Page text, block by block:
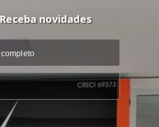
Receba novidades